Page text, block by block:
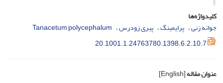
کلیدواژه‌ها
جوانه زنی پرایمینگ پیری زودرس Tanacetum polycephalum
20.1001.1.24763780.1398.6.2.10.7
عنوان مقاله[English]